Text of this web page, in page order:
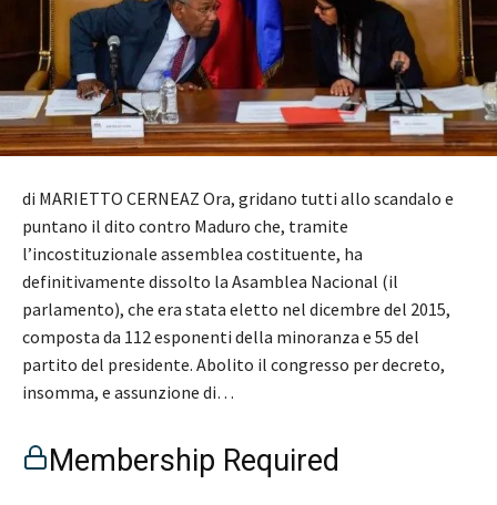
di MARIETTO CERNEAZ Ora, gridano tutti allo scandalo e
puntano il dito contro Maduro che, tramite
l’incostituzionale assemblea costituente, ha
definitivamente dissolto la Asamblea Nacional (il
parlamento), che era stata eletto nel dicembre del 2015,
composta da 112 esponenti della minoranza e 55 del
partito del presidente. Abolito il congresso per decreto,
insomma, e assunzione di…
Membership Required